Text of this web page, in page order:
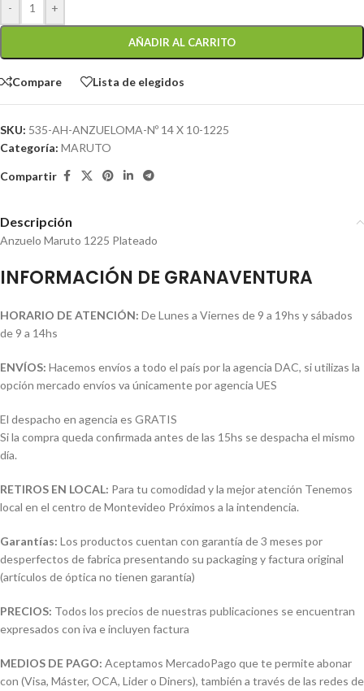
- +
AÑADIR AL CARRITO
Compare Lista de elegidos
SKU: 535-AH-ANZUELOMA-Nº 14 X 10-1225
Categoría: MARUTO
Compartir
Descripción
Anzuelo Maruto 1225 Plateado
INFORMACIÓN DE GRANAVENTURA
HORARIO DE ATENCIÓN: De Lunes a Viernes de 9 a 19hs y sábados
de 9 a 14hs
ENVÍOS: Hacemos envíos a todo el país por la agencia DAC, si utilizas la
opción mercado envíos va únicamente por agencia UES
El despacho en agencia es GRATIS
Si la compra queda confirmada antes de las 15hs se despacha el mismo
día.
RETIROS EN LOCAL: Para tu comodidad y la mejor atención Tenemos
local en el centro de Montevideo Próximos a la intendencia.
Garantías: Los productos cuentan con garantía de 3 meses por
desperfectos de fabrica presentando su packaging y factura original
(artículos de óptica no tienen garantía)
PRECIOS: Todos los precios de nuestras publicaciones se encuentran
expresados con iva e incluyen factura
MEDIOS DE PAGO: Aceptamos MercadoPago que te permite abonar
con (Visa, Máster, OCA, Lider o Diners), también a través de las redes de